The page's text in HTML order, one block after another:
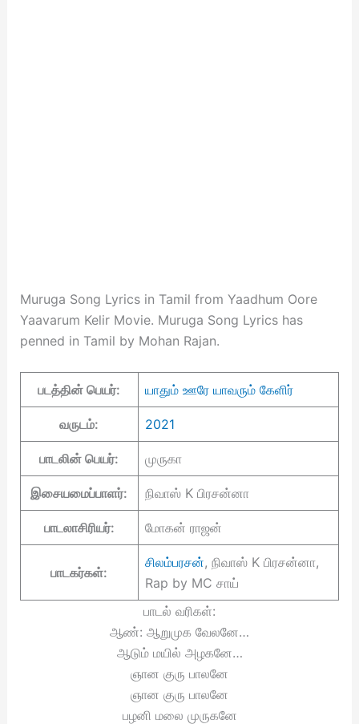
Muruga Song Lyrics in Tamil from Yaadhum Oore
Yaavarum Kelir Movie. Muruga Song Lyrics has
penned in Tamil by Mohan Rajan.
படத்தின் பெயர்: யாதும் ஊரே யாவரும் கேளிர்
வருடம்: 2021
பாடலின் பெயர்: முருகா
இசையமைப்பாளர்: நிவாஸ் K பிரசன்னா
பாடலாசிரியர்: மோகன் ராஜன்
பாடகர்கள்:
சிலம்பரசன், நிவாஸ் K பிரசன்னா,
Rap by MC சாய்
பாடல் வரிகள்:
ஆண்: ஆறுமுக வேலனே…
ஆடும் மயில் அழகனே…
ஞான குரு பாலனே
ஞான குரு பாலனே
பழனி மலை முருகனே